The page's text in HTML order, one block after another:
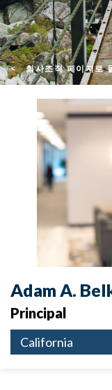
< 회사조직 페이지로
Adam A.
Principal
California